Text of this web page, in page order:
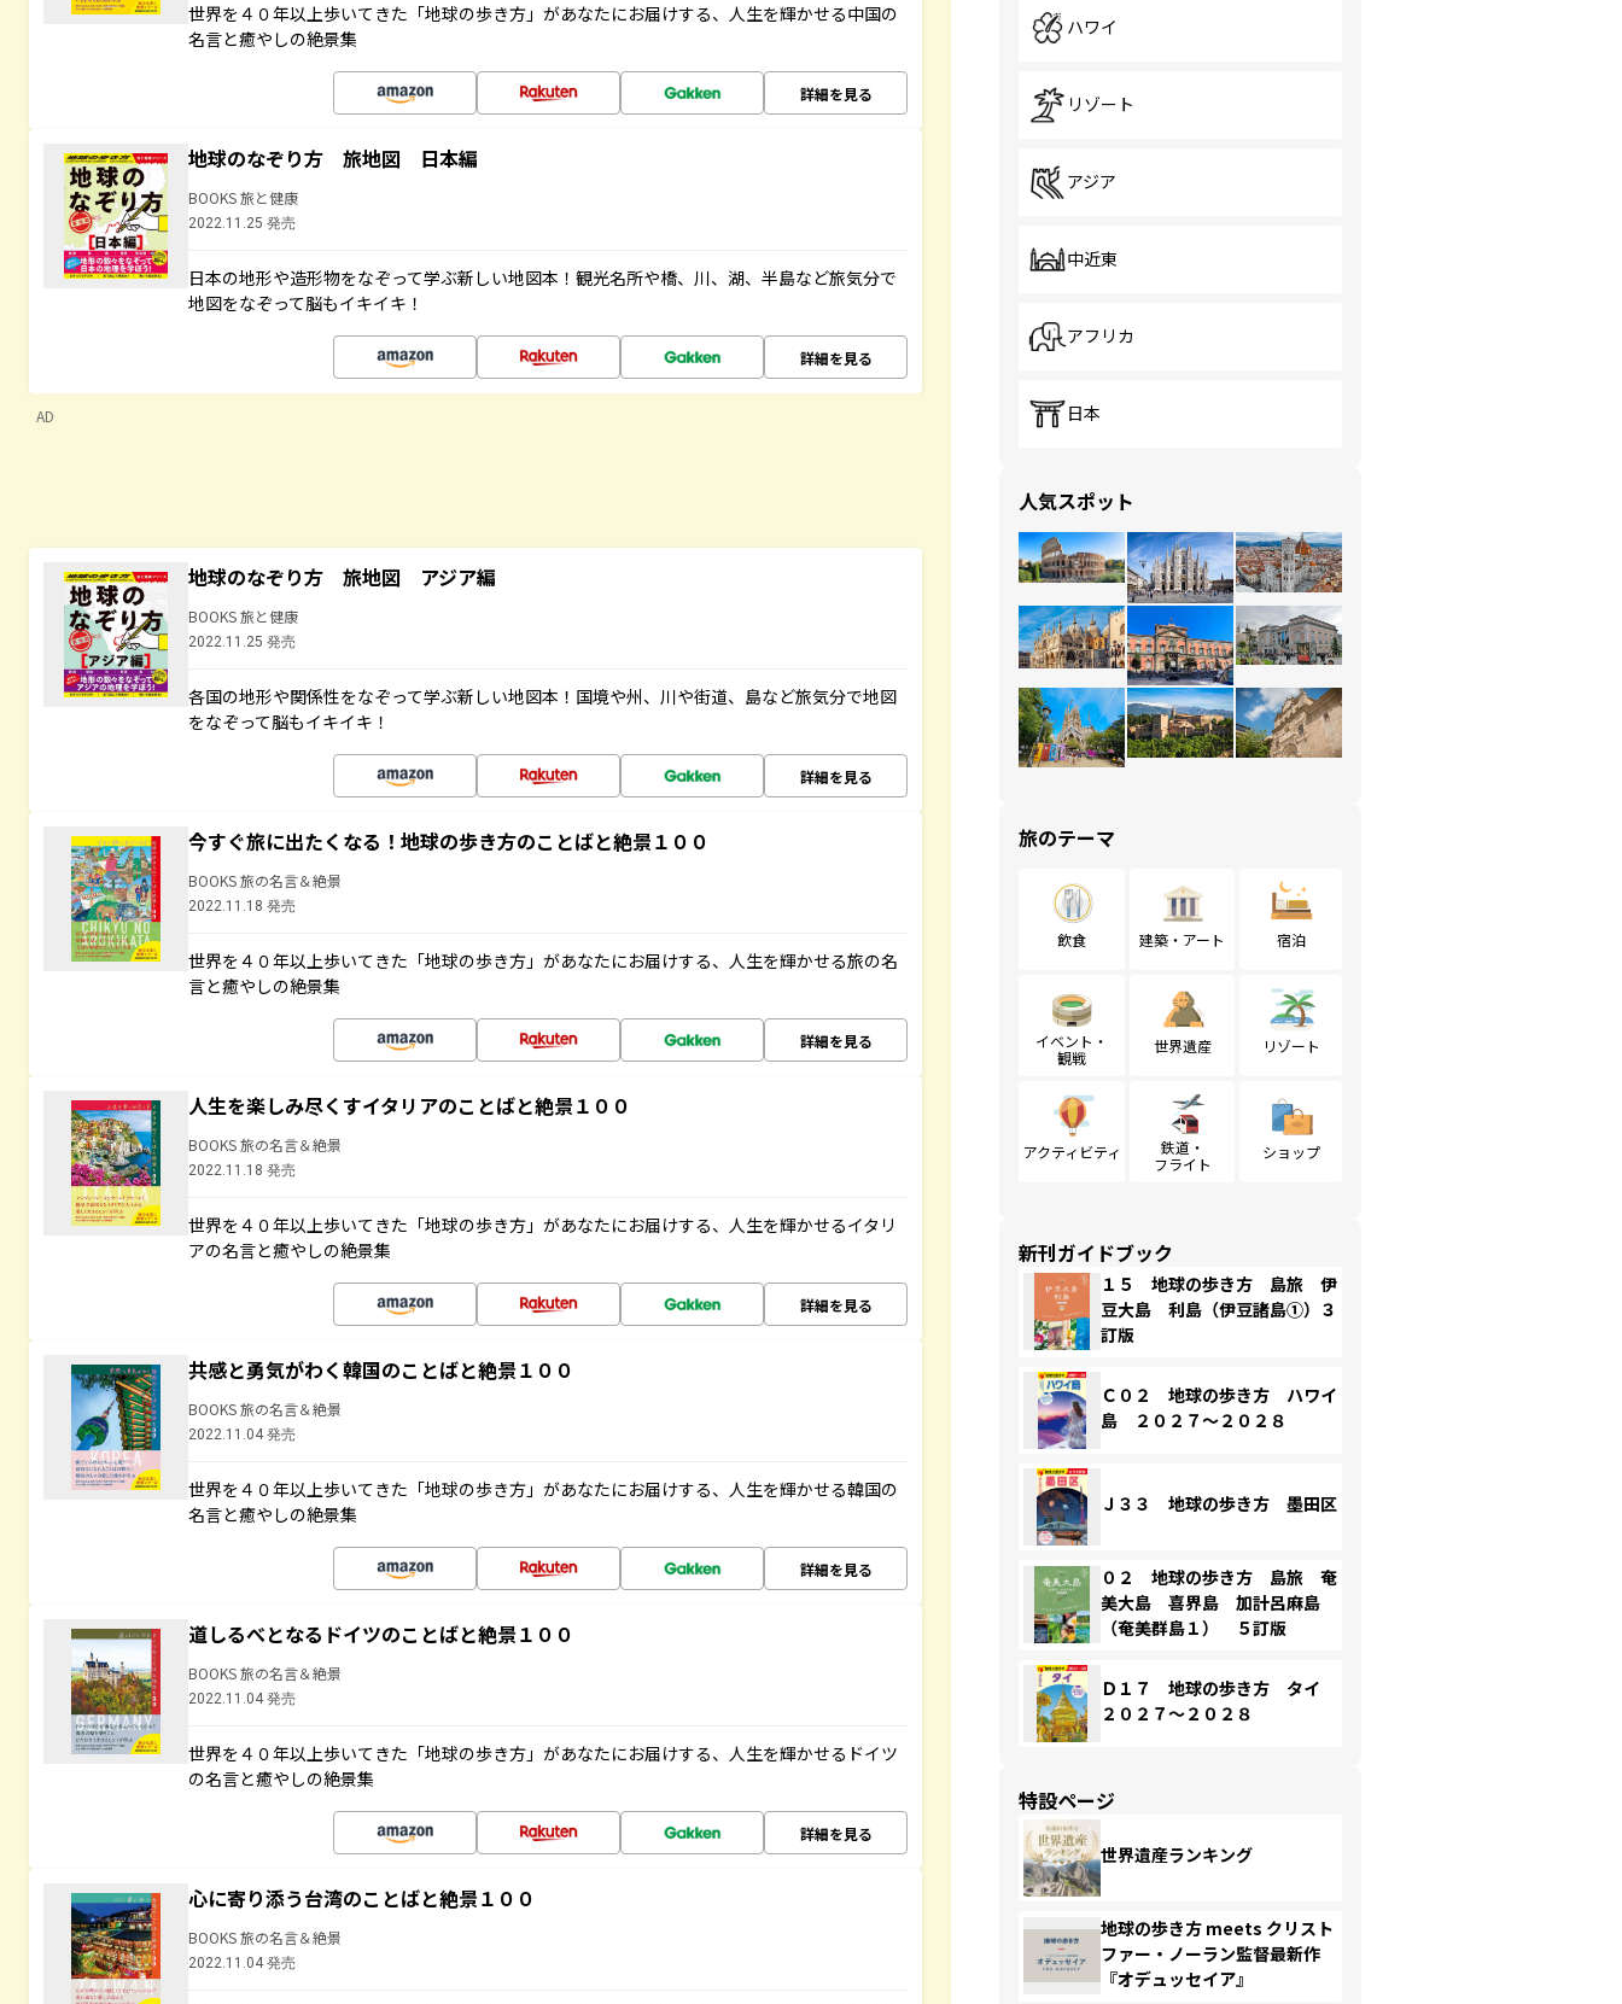
世界を４０年以上歩いてきた「地球の歩き方」があなたにお届けする、人生を輝かせる中国の
名言と癒やしの絶景集
詳細を見る
地球のなぞり方 旅地図 日本編
BOOKS 旅と健康
2022.11.25 発売
日本の地形や造形物をなぞって学ぶ新しい地図本！観光名所や橋、川、湖、半島など旅気分で
地図をなぞって脳もイキイキ！
詳細を見る
AD
地球のなぞり方 旅地図 アジア編
BOOKS 旅と健康
2022.11.25 発売
各国の地形や関係性をなぞって学ぶ新しい地図本！国境や州、川や街道、島など旅気分で地図
をなぞって脳もイキイキ！
詳細を見る
今すぐ旅に出たくなる！地球の歩き方のことばと絶景１００
BOOKS 旅の名言＆絶景
2022.11.18 発売
世界を４０年以上歩いてきた「地球の歩き方」があなたにお届けする、人生を輝かせる旅の名
言と癒やしの絶景集
詳細を見る
人生を楽しみ尽くすイタリアのことばと絶景１００
BOOKS 旅の名言＆絶景
2022.11.18 発売
世界を４０年以上歩いてきた「地球の歩き方」があなたにお届けする、人生を輝かせるイタリ
アの名言と癒やしの絶景集
詳細を見る
共感と勇気がわく韓国のことばと絶景１００
BOOKS 旅の名言＆絶景
2022.11.04 発売
世界を４０年以上歩いてきた「地球の歩き方」があなたにお届けする、人生を輝かせる韓国の
名言と癒やしの絶景集
詳細を見る
道しるべとなるドイツのことばと絶景１００
BOOKS 旅の名言＆絶景
2022.11.04 発売
世界を４０年以上歩いてきた「地球の歩き方」があなたにお届けする、人生を輝かせるドイツ
の名言と癒やしの絶景集
詳細を見る
心に寄り添う台湾のことばと絶景１００
BOOKS 旅の名言＆絶景
2022.11.04 発売
ハワイ
リゾート
アジア
中近東
アフリカ
日本
人気スポット
旅のテーマ
飲食 建築・アート 宿泊
イベント・
観戦
世界遺産 リゾート
アクティビティ
鉄道・
フライト
ショップ
新刊ガイドブック
１５ 地球の歩き方 島旅 伊
豆大島 利島（伊豆諸島①）３
訂版
Ｃ０２ 地球の歩き方 ハワイ
島 ２０２７～２０２８
Ｊ３３ 地球の歩き方 墨田区
０２ 地球の歩き方 島旅 奄
美大島 喜界島 加計呂麻島
（奄美群島１） ５訂版
Ｄ１７ 地球の歩き方 タイ
２０２７～２０２８
特設ページ
世界遺産ランキング
地球の歩き方 meets クリスト
ファー・ノーラン監督最新作
『オデュッセイア』